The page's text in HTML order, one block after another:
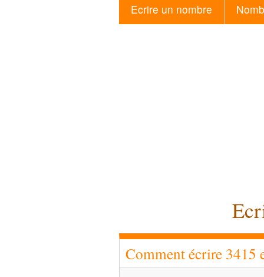
Ecrire un nombre
Comment écrire 3415